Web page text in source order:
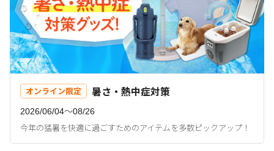
オンライン限定 暑さ・熱中症対策
2026/06/04〜08/26
今年の猛暑を快適に過ごすためのアイテムを多数ピックアップ！